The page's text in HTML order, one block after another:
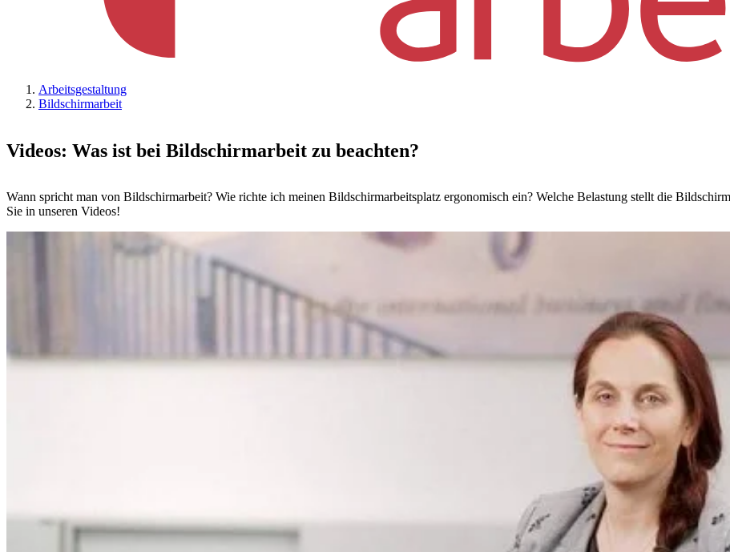
Arbeitsgestaltung
Bildschirmarbeit
Videos: Was ist bei Bildschirmarbeit zu beachten?
Wann spricht man von Bildschirmarbeit? Wie richte ich meinen Bildschirmarbeitsplatz ergonomisch ein? Welche Belastung stellt die
Sie in unseren Videos!